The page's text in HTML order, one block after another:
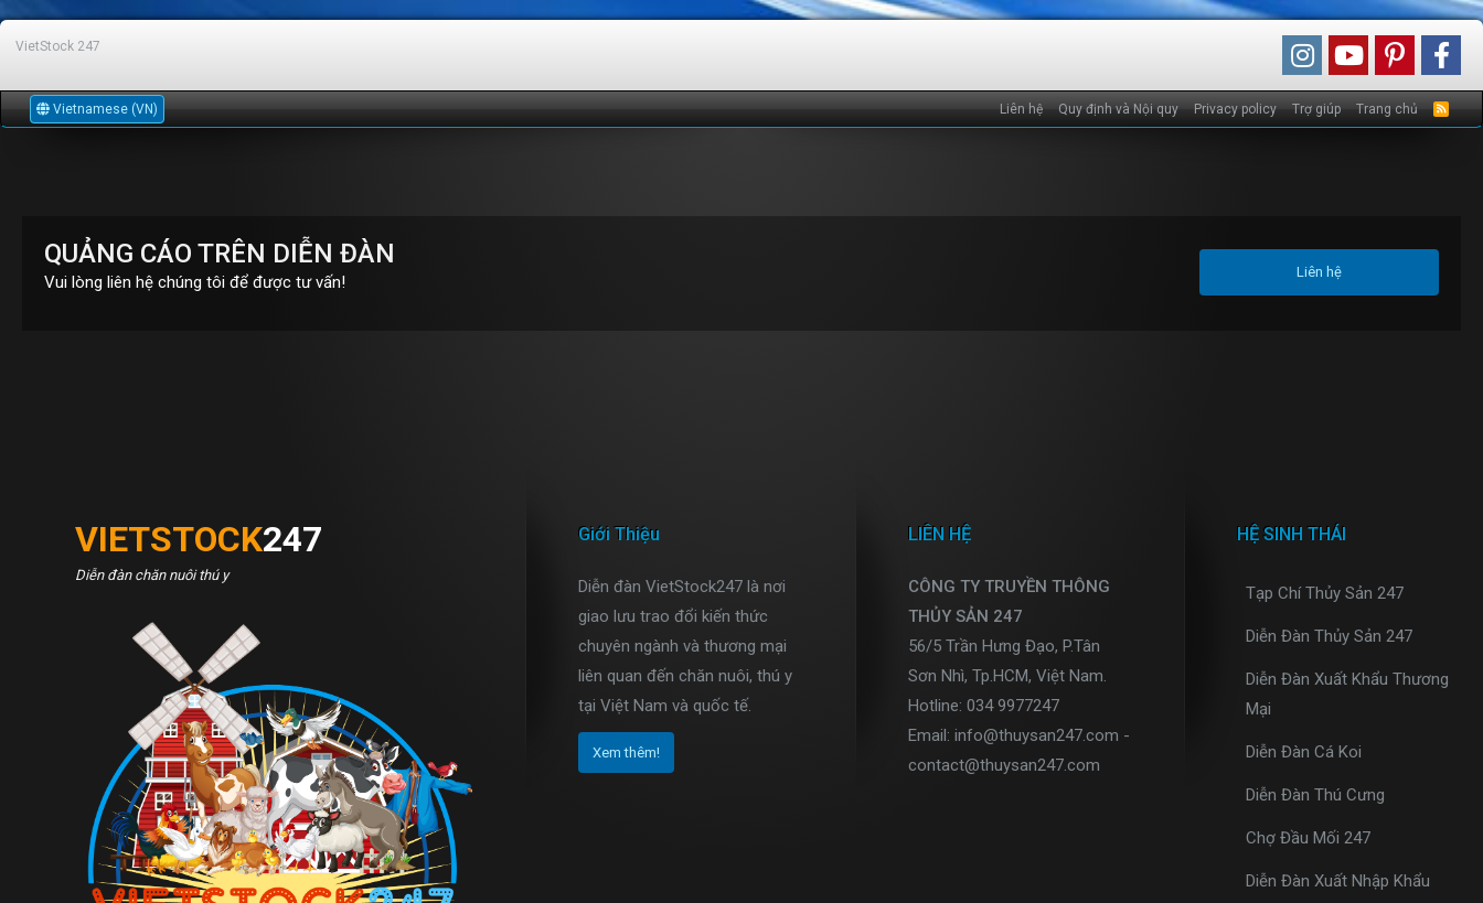
VietStock 247
Vietnamese (VN) Liên hệ Quy định và Nội quy Privacy policy Trợ giúp Trang chủ
R
QUẢNG CÁO TRÊN DIỄN ĐÀN
Vui lòng liên hệ chúng tôi để được tư vấn!
Liên hệ
VIETSTOCK247
Diễn đàn chăn nuôi thú y
Giới Thiệu
Diễn đàn VietStock247 là nơi
giao lưu trao đổi kiến thức
chuyên ngành và thương mại
liên quan đến chăn nuôi, thú y
tại Việt Nam và quốc tế.
Xem thêm!
LIÊN HỆ
CÔNG TY TRUYỀN THÔNG
THỦY SẢN 247
56/5 Trần Hưng Đạo, P.Tân
Sơn Nhì, Tp.HCM, Việt Nam.
Hotline: 034 9977247
Email: info@thuysan247.com -
contact@thuysan247.com
HỆ SINH THÁI
Tạp Chí Thủy Sản 247
Diễn Đàn Thủy Sản 247
Diễn Đàn Xuất Khẩu Thương
Mại
Diễn Đàn Cá Koi
Diễn Đàn Thú Cưng
Chợ Đầu Mối 247
Diễn Đàn Xuất Nhập Khẩu